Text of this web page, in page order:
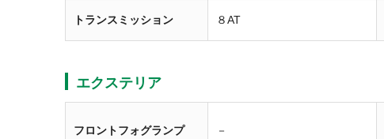
トランスミッション ８AT
エクステリア
フロントフォグランプ －